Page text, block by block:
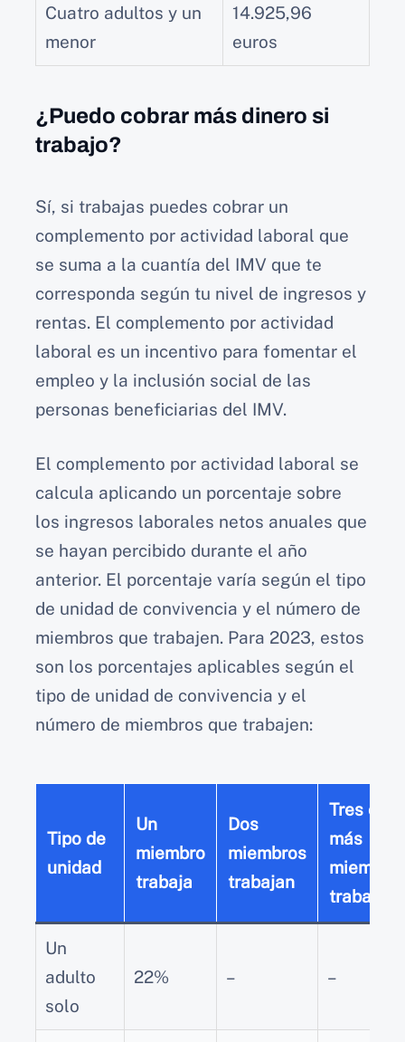
Cuatro adultos y un
menor
14.925,96
euros
¿Puedo cobrar más dinero si
trabajo?
Sí, si trabajas puedes cobrar un
complemento por actividad laboral que
se suma a la cuantía del IMV que te
corresponda según tu nivel de ingresos y
rentas. El complemento por actividad
laboral es un incentivo para fomentar el
empleo y la inclusión social de las
personas beneficiarias del IMV.
El complemento por actividad laboral se
calcula aplicando un porcentaje sobre
los ingresos laborales netos anuales que
se hayan percibido durante el año
anterior. El porcentaje varía según el tipo
de unidad de convivencia y el número de
miembros que trabajen. Para 2023, estos
son los porcentajes aplicables según el
tipo de unidad de convivencia y el
número de miembros que trabajen:
Tipo de
unidad
Un
miembro
trabaja
Dos
miembros
trabajan
Tres o
más
trabajan
Un
adulto
solo
22% – –